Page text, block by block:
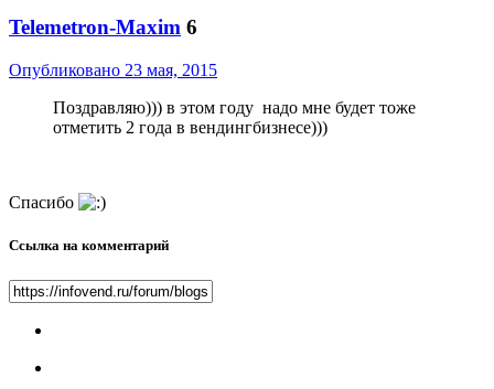
Telemetron-Maxim 6
Опубликовано 23 мая, 2015
Поздравляю))) в этом году надо мне будет тоже
отметить 2 года в вендингбизнесе)))
Спасибо
Ссылка на комментарий